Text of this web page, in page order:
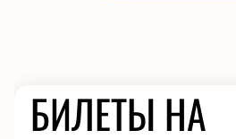
БИЛЕТЫ НА